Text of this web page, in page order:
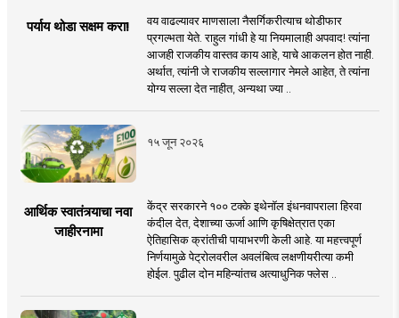
पर्याय थोडा सक्षम करा!
वय वाढल्यावर माणसाला नैसर्गिकरीत्याच थोडीफार
प्रगल्भता येते. राहुल गांधी हे या नियमालाही अपवाद! त्यांना
आजही राजकीय वास्तव काय आहे, याचे आकलन होत नाही.
अर्थात, त्यांनी जे राजकीय सल्लागार नेमले आहेत, ते त्यांना
योग्य सल्ला देत नाहीत, अन्यथा ज्या ..
१५ जून २०२६
आर्थिक स्वातंत्र्याचा नवा
जाहीरनामा
केंद्र सरकारने १०० टक्के इथेनॉल इंधनवापराला हिरवा
कंदील देत, देशाच्या ऊर्जा आणि कृषिक्षेत्रात एका
ऐतिहासिक क्रांतीची पायाभरणी केली आहे. या महत्त्वपूर्ण
निर्णयामुळे पेट्रोलवरील अवलंबित्व लक्षणीयरीत्या कमी
होईल. पुढील दोन महिन्यांतच अत्याधुनिक फ्लेस ..